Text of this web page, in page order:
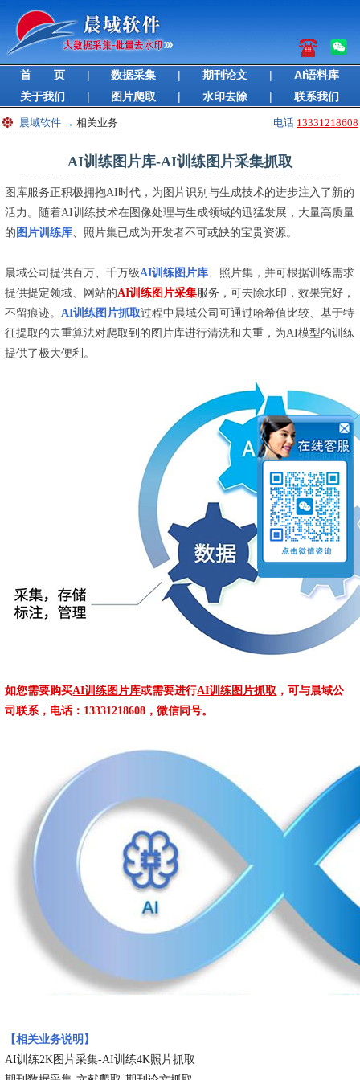
首 页 | 数据采集 | 期刊论文 |
AI语料库
关于我们
| 图片爬取 | 水印去除 | 联系我们
晨域软件 → 相关业务 电话 13331218608
AI训练图片库-AI训练图片采集抓取
图库服务正积极拥抱AI时代，为图片识别与生成技术的进步注入了新的
活力。随着AI训练技术在图像处理与生成领域的迅猛发展，大量高质量
的 图片训练库、照片集已成为开发者不可或缺的宝贵资源。
晨域公司提供百万、千万级AI训练图片库、照片集，并可根据训练需求
提供提定领域、网站的AI训练图片采集服务，可去除水印，效果完好，
不留痕迹。AI训练图片抓取过程中晨域公司可通过哈希值比较、基于特
征提取的去重算法对爬取到的图片库进行清洗和去重，为AI模型的训练
提供了极大便利。
如您需要购买AI训练图片库或需要进行AI训练图片抓取 ，可与晨域公
司联系，电话：13331218608，微信同号。
【相关业务说明】
AI训练2K图片采集-AI训练4K照片抓取